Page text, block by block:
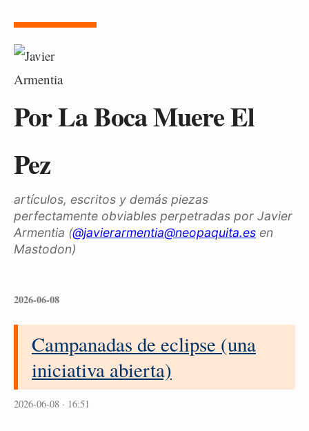
Por La Boca Muere El
Pez
artículos, escritos y demás piezas
perfectamente obviables perpetradas por Javier
Armentia (@javierarmentia@neopaquita.es en
Mastodon)
2026-06-08
Campanadas de eclipse (una
iniciativa abierta)
2026-06-08 · 16:51